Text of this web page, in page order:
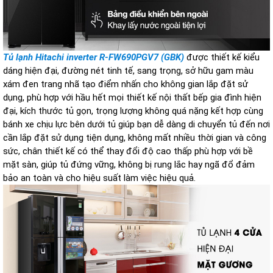
Tủ lạnh Hitachi inverter R-FW690PGV7 (GBK) được thiết kế kiểu
dáng hiện đại, đường nét tinh tế, sang trọng, sở hữu gam màu
xám đen trang nhã tạo điểm nhấn cho không gian lắp đặt sử
dụng, phù hợp với hầu hết mọi thiết kế nội thất bếp gia đình hiện
đại, kích thước tủ gọn, trọng lượng không quá nặng kết hợp cùng
bánh xe chịu lực bên dưới tủ giúp bạn dễ dàng di chuyển tủ đến nơi
cần lắp đặt sử dụng tiện dụng, không mất nhiều thời gian và công
sức, chân thiết kế có thể thay đổi độ cao thấp phù hợp với bề
mặt sàn, giúp tủ đứng vững, không bị rung lắc hay ngã đổ đảm
bảo an toàn và cho hiệu suất làm việc hiệu quả.